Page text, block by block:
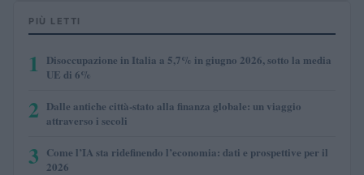
PIÙ LETTI
1
Disoccupazione in Italia a 5,7% in giugno 2026, sotto la media
UE di 6%
2 Dalle antiche città-stato alla finanza globale: un viaggio
attraverso i secoli
3 Come l’IA sta ridefinendo l’economia: dati e prospettive per il
2026